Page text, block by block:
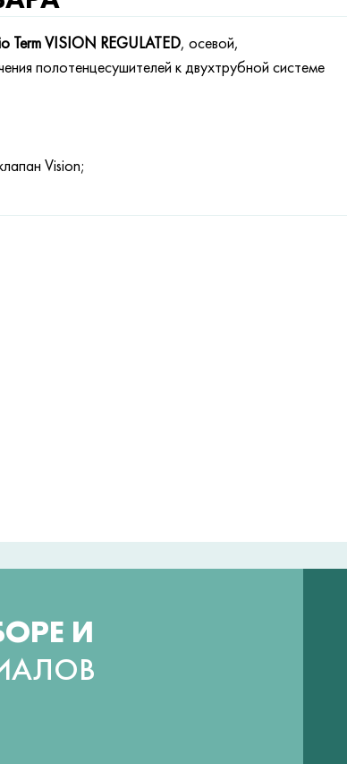
Term VISION REGULATED, осевой,
полотенцесушителей к двухтрубной системе
Vision;
И